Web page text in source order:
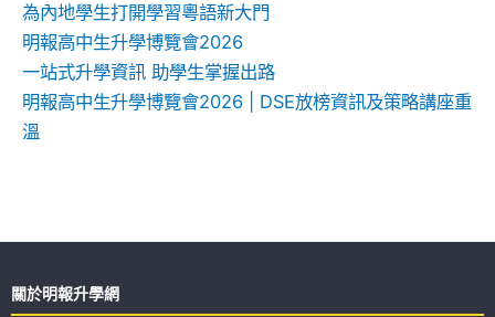
為內地學生打開學習粵語新大門
明報高中生升學博覽會2026
一站式升學資訊 助學生掌握出路
明報高中生升學博覽會2026 | DSE放榜資訊及策略講座重
溫
關於明報升學網